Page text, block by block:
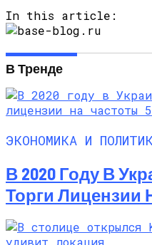
In this article:
В Тренде
ЭКОНОМИКА И
В 2020 Году В
Торги Лицензии